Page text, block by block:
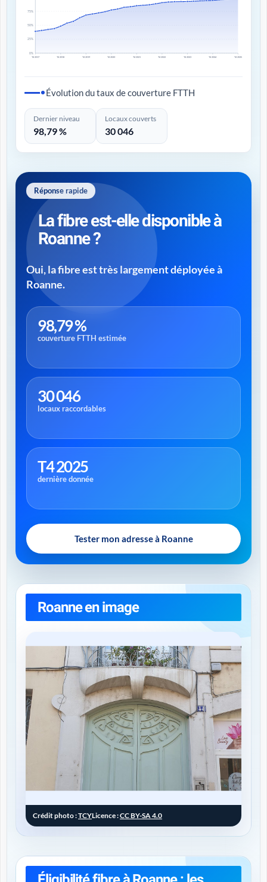
0%
25%
50%
75%
T4 2017 T4 2018 T4 2019 T4 2020 T4 2021 T4 2022 T4 2023 T4 2024 T4 2025
Évolution du taux de couverture FTTH
Dernier niveau
98,79 %
Locaux couverts
30 046
Réponse rapide
La fibre est-elle disponible à
Roanne ?
Oui, la fibre est très largement déployée à
Roanne.
98,79 %
couverture FTTH estimée
30 046
locaux raccordables
T4 2025
dernière donnée
Tester mon adresse à Roanne
Roanne en image
Crédit photo :TCYLicence :CC BY-SA 4.0